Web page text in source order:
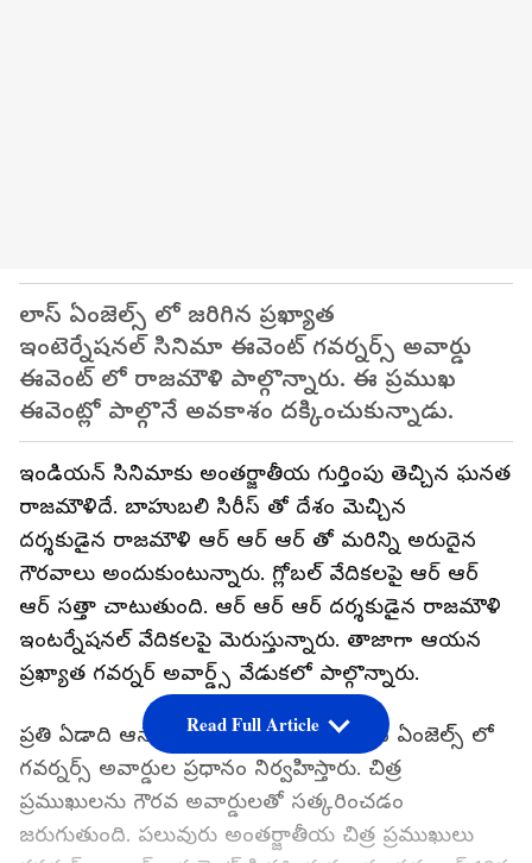
లాస్ ఏంజెల్స్ లో జరిగిన ప్రఖ్యాత
ఇంటెర్నేషనల్ సినిమా ఈవెంట్ గవర్నర్స్ అవార్డు
ఈవెంట్ లో రాజమౌళి పాల్గొన్నారు. ఈ ప్రముఖ
ఈవెంట్లో పాల్గొనే అవకాశం దక్కించుకున్నాడు.
ఇండియన్ సినిమాకు అంతర్జాతీయ గుర్తింపు తెచ్చిన ఘనత
రాజమౌళిదే. బాహుబలి సిరీస్ తో దేశం మెచ్చిన
దర్శకుడైన రాజమౌళి ఆర్ ఆర్ ఆర్ తో మరిన్ని అరుదైన
గౌరవాలు అందుకుంటున్నారు. గ్లోబల్ వేదికలపై ఆర్ ఆర్
ఆర్ సత్తా చాటుతుంది. ఆర్ ఆర్ ఆర్ దర్శకుడైన రాజమౌళి
ఇంటర్నేషనల్ వేదికలపై మెరుస్తున్నారు. తాజాగా ఆయన
ప్రఖ్యాత గవర్నర్ అవార్డ్స్ వేడుకలో పాల్గొన్నారు.
ప్రతి ఏడాది ఆస్కార్ ఈవెంట్ కి ముందు లాస్ ఏంజెల్స్ లో
గవర్నర్స్ అవార్డుల ప్రధానం నిర్వహిస్తారు. చిత్ర
ప్రముఖులను గౌరవ అవార్డులతో సత్కరించడం
జరుగుతుంది. పలువురు అంతర్జాతీయ చిత్ర ప్రముఖులు
Read Full Article